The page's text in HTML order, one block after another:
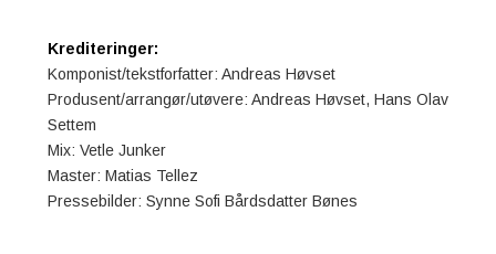
Krediteringer:
Komponist/tekstforfatter: Andreas Høvset
Produsent/arrangør/utøvere: Andreas Høvset, Hans Olav
Settem
Mix: Vetle Junker
Master: Matias Tellez
Pressebilder: Synne Sofi Bårdsdatter Bønes